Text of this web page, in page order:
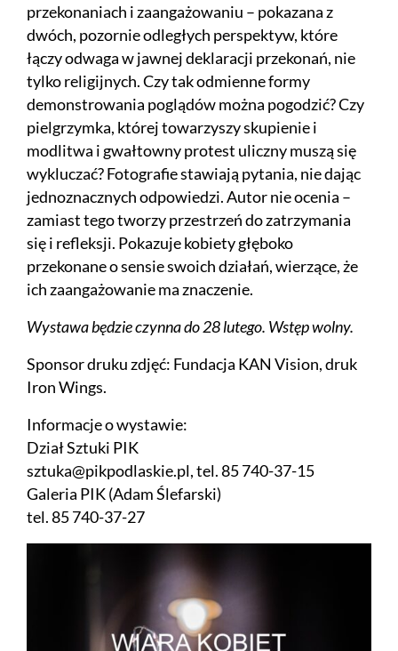
przekonaniach i zaangażowaniu – pokazana z
dwóch, pozornie odległych perspektyw, które
łączy odwaga w jawnej deklaracji przekonań, nie
tylko religijnych. Czy tak odmienne formy
demonstro­wania poglądów można pogodzić? Czy
pielgrzymka, której towarzyszy skupienie i
modlitwa i gwałtowny protest uliczny muszą się
wykluczać? Fotografie stawiają pytania, nie dając
jednoznacznych odpowiedzi. Autor nie ocenia –
zamiast tego tworzy przestrzeń do zatrzymania
się i refleksji. Pokazuje kobiety głęboko
przekonane o sensie swoich działań, wierzące, że
ich zaangażowanie ma znaczenie.
Wystawa będzie czynna do 28 lutego. Wstęp wolny.
Sponsor druku zdjęć: Fundacja KAN Vision, druk
Iron Wings.
Informacje o wystawie:
Dział Sztuki PIK
sztuka@pikpodlaskie.pl, tel. 85 740-37-15
Galeria PIK (Adam Ślefarski)
tel. 85 740-37-27